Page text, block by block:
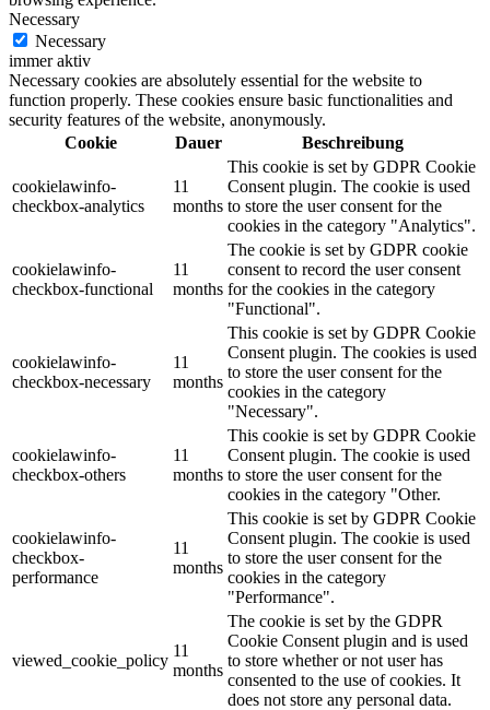
Necessary
Necessary
immer aktiv
Necessary cookies are absolutely essential for the website to
function properly. These cookies ensure basic functionalities and
security features of the website, anonymously.
Cookie
Dauer Beschreibung
cookielawinfo-
checkbox-analytics
11
months
This cookie is set by GDPR Cookie
Consent plugin. The cookie is used
to store the user consent for the
cookies in the category "Analytics".
cookielawinfo-
checkbox-functional
11
months
The cookie is set by GDPR cookie
consent to record the user consent
for the cookies in the category
"Functional".
cookielawinfo-
checkbox-necessary
11
months
This cookie is set by GDPR Cookie
Consent plugin. The cookies is used
to store the user consent for the
cookies in the category
"Necessary".
cookielawinfo-
checkbox-others
11
months
This cookie is set by GDPR Cookie
Consent plugin. The cookie is used
to store the user consent for the
cookies in the category "Other.
cookielawinfo-
checkbox-
performance
11
months
This cookie is set by GDPR Cookie
Consent plugin. The cookie is used
to store the user consent for the
cookies in the category
"Performance".
viewed_cookie_policy
11
months
The cookie is set by the GDPR
Cookie Consent plugin and is used
to store whether or not user has
consented to the use of cookies. It
does not store any personal data.